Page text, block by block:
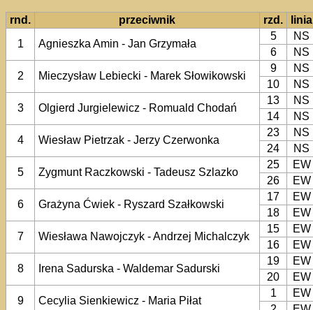
rnd. przeciwnik rzd.
linia
1
Agnieszka Amin - Jan Grzymała
5
NS
6
NS
2
Mieczysław Lebiecki - Marek Słowikowski
9
NS
10
NS
3
Olgierd Jurgielewicz - Romuald Chodań
13
NS
14
NS
4
Wiesław Pietrzak - Jerzy Czerwonka
23
NS
24
NS
5
Zygmunt Raczkowski - Tadeusz Szlazko
25
EW
26
EW
6
Grażyna Ćwiek - Ryszard Szałkowski
17
EW
18
EW
7
Wiesława Nawojczyk - Andrzej Michalczyk
15
EW
16
EW
8
Irena Sadurska - Waldemar Sadurski
19
EW
20
EW
9
Cecylia Sienkiewicz - Maria Piłat
1
EW